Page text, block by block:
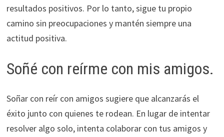
resultados positivos. Por lo tanto, sigue tu propio
camino sin preocupaciones y mantén siempre una
actitud positiva.
Soñé con reírme con mis amigos.
Soñar con reír con amigos sugiere que alcanzarás el
éxito junto con quienes te rodean. En lugar de intentar
resolver algo solo, intenta colaborar con tus amigos y